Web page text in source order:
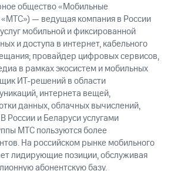
общество «Мобильные
— ведущая компания в России
мобильной и фиксированной
и доступа в интернет, кабельного
провайдер цифровых сервисов,
в рамках экосистем и мобильных
ИТ-решений в области
интернета вещей,
данных, облачных вычислений,
России и Беларуси услугами
МТС пользуются более
На российском рынке мобильного
лидирующие позиции, обслуживая
абонентскую базу.